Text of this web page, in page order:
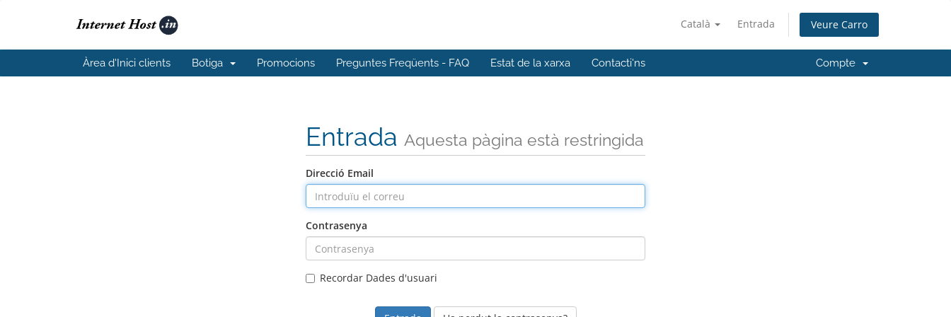
Català Entrada Veure Carro
Àrea d'Inici clients Botiga Promocions Preguntes Freqüents - FAQ Estat de la xarxa Contacti'ns Compte
Entrada Aquesta pàgina està restringida
Direcció Email
Contrasenya
Recordar Dades d'usuari